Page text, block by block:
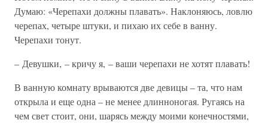
Думаю: «Черепахи должны плавать». Наклоняюсь, ловлю
черепах, четыре штуки, и пихаю их себе в ванну.
Черепахи тонут.
– Девушки, – кричу я, – ваши черепахи не хотят плавать!
В ванную комнату врываются две девицы – та, что нам
открыла и еще одна – не менее длинноногая. Ругаясь на
чем свет стоит, они, шарясь между моими конечностями,